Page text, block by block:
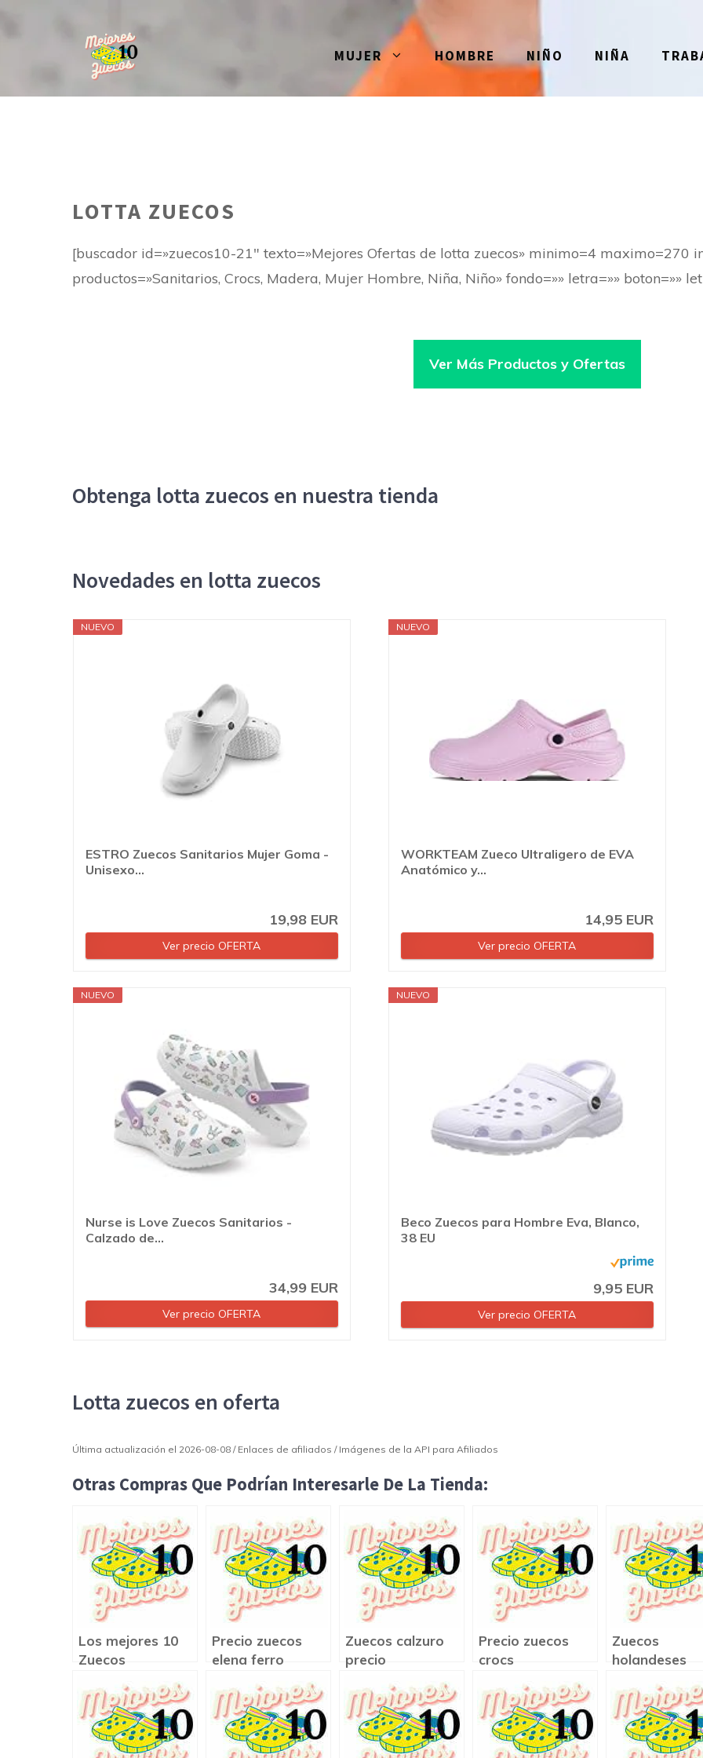
al
MUJER HOMBRE NIÑO NIÑA
LOTTA ZUECOS
[buscador id=»zuecos10-21″ texto=»Mejores Ofertas de lotta zuecos» minimo=4
productos=»Sanitarios, Crocs, Madera, Mujer Hombre, Niña, Niño» fondo=»» letra=»» boton=»»
Ver Más Productos y Ofertas
Obtenga lotta zuecos en nuestra tienda
Novedades en lotta zuecos
NUEVO
ESTRO Zuecos Sanitarios Mujer Goma -
Unisexo...
19,98 EUR
Ver precio OFERTA
NUEVO
WORKTEAM Zueco Ultraligero de EVA
Anatómico y...
14,95 EUR
Ver precio OFERTA
NUEVO
Nurse is Love Zuecos Sanitarios -
Calzado de...
34,99 EUR
Ver precio OFERTA
NUEVO
Beco Zuecos para Hombre Eva, Blanco,
38 EU
9,95 EUR
Ver precio OFERTA
Lotta zuecos en oferta
Última actualización el 2026-08-08 / Enlaces de afiliados / Imágenes de la API para Afiliados
Otras Compras Que Podrían Interesarle De La Tienda:
Los mejores 10
Zuecos
Precio zuecos
elena ferro
Zuecos calzuro
precio
Precio zuecos
crocs
Zuecos
holandeses